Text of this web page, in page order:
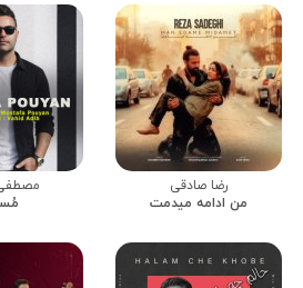
رضا صادقی
من ادامه میدمت